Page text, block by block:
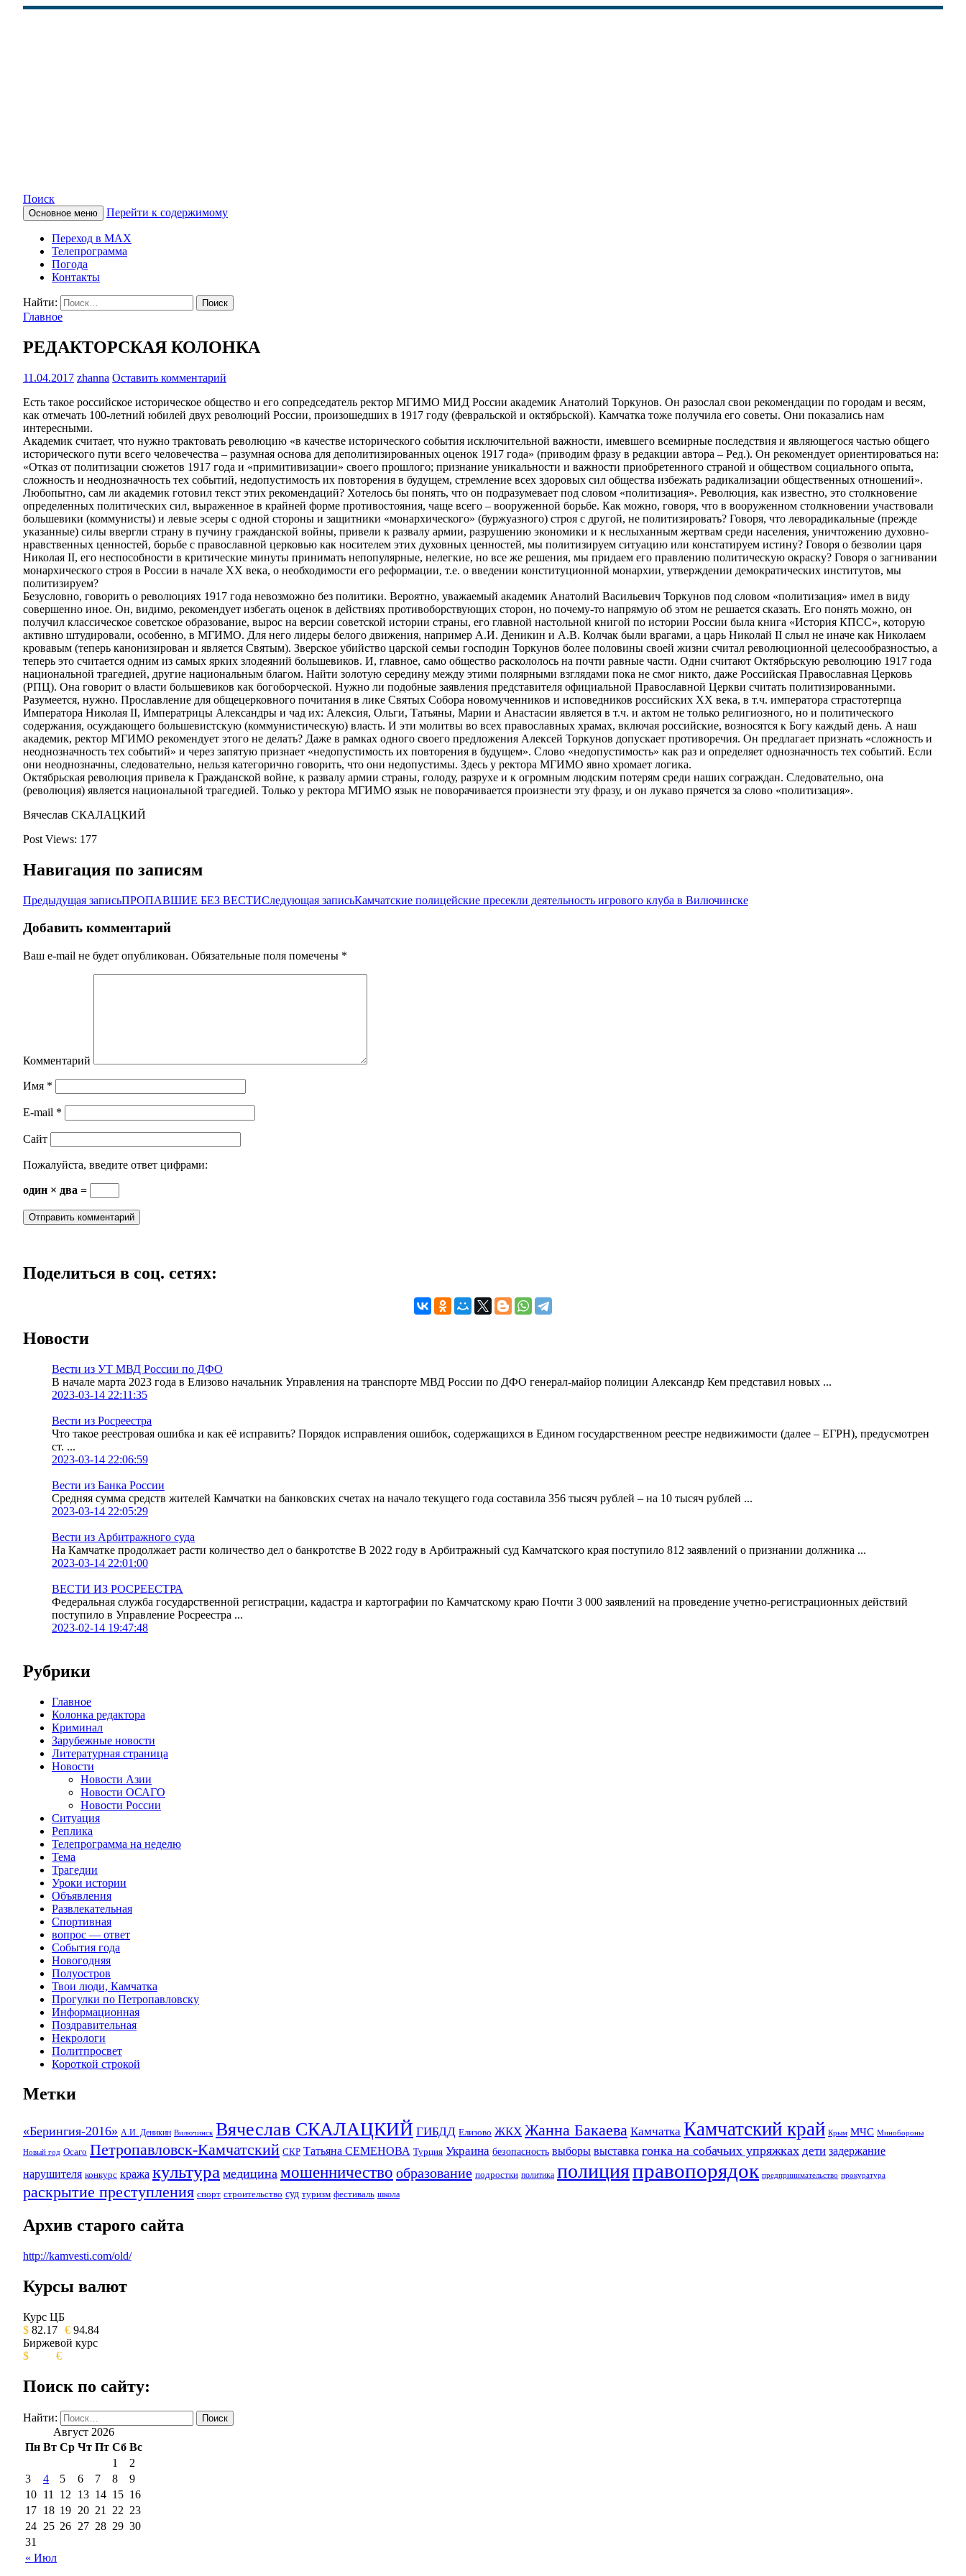
КАМЧАТСКОЕ ИНФОРМАЦИОННОЕ АГЕНТСТВО (КИА «ВЕСТИ»)
Поиск
Основное меню Перейти к содержимому
Переход в MAX
Телепрограмма
Погода
Контакты
Найти:
Главное
РЕДАКТОРСКАЯ КОЛОНКА
11.04.2017 zhanna Оставить комментарий
Есть такое российское историческое общество и его сопредседатель ректор МГИМО МИД России академик Анатолий Торкунов. Он разослал свои рекомендации по городам и весям,
как отмечать 100-летний юбилей двух революций России, произошедших в 1917 году (февральской и октябрьской). Камчатка тоже получила его советы. Они показались нам
интересными.
Академик считает, что нужно трактовать революцию «в качестве исторического события исключительной важности, имевшего всемирные последствия и являющегося частью общего
исторического пути всего человечества – разумная основа для деполитизированных оценок 1917 года» (приводим фразу в редакции автора – Ред.). Он рекомендует ориентироваться на:
«Отказ от политизации сюжетов 1917 года и «примитивизации» своего прошлого; признание уникальности и важности приобретенного страной и обществом социального опыта,
сложность и неоднозначность тех событий, недопустимость их повторения в будущем, стремление всех здоровых сил общества избежать радикализации общественных отношений».
Любопытно, сам ли академик готовил текст этих рекомендаций? Хотелось бы понять, что он подразумевает под словом «политизация». Революция, как известно, это столкновение
определенных политических сил, выраженное в крайней форме противостояния, чаще всего – вооруженной борьбе. Как можно, говоря, что в вооруженном столкновении участвовали
большевики (коммунисты) и левые эсеры с одной стороны и защитники «монархического» (буржуазного) строя с другой, не политизировать? Говоря, что леворадикальные (прежде
указанные) силы ввергли страну в пучину гражданской войны, привели к развалу армии, разрушению экономики и к неслыханным жертвам среди населения, уничтожению духовно-
нравственных ценностей, борьбе с православной церковью как носителем этих духовных ценностей, мы политизируем ситуацию или констатируем истину? Говоря о безволии царя
Николая II, его неспособности в критические минуты принимать непопулярные, нелегкие, но все же решения, мы придаем его правлению политическую окраску? Говоря о загнивании
монархического строя в России в начале ХХ века, о необходимости его реформации, т.е. о введении конституционной монархии, утверждении демократических институтов, мы
политизируем?
Безусловно, говорить о революциях 1917 года невозможно без политики. Вероятно, уважаемый академик Анатолий Васильевич Торкунов под словом «политизация» имел в виду
совершенно иное. Он, видимо, рекомендует избегать оценок в действиях противоборствующих сторон, но почему-то напрямую об этом не решается сказать. Его понять можно, он
получил классическое советское образование, вырос на версии советской истории страны, его главной настольной книгой по истории России была книга «История КПСС», которую
активно штудировали, особенно, в МГИМО. Для него лидеры белого движения, например А.И. Деникин и А.В. Колчак были врагами, а царь Николай II слыл не иначе как Николаем
кровавым (теперь канонизирован и является Святым). Зверское убийство царской семьи господин Торкунов более половины своей жизни считал революционной целесообразностью, а
теперь это считается одним из самых ярких злодеяний большевиков. И, главное, само общество раскололось на почти равные части. Одни считают Октябрьскую революцию 1917 года
национальной трагедией, другие национальным благом. Найти золотую середину между этими полярными взглядами пока не смог никто, даже Российская Православная Церковь
(РПЦ). Она говорит о власти большевиков как богоборческой. Нужно ли подобные заявления представителя официальной Православной Церкви считать политизированными.
Разумеется, нужно. Прославление для общецерковного почитания в лике Святых Собора новомученников и исповедников российских ХХ века, в т.ч. императора страстотерпца
Императора Николая II, Императрицы Александры и чад их: Алексия, Ольги, Татьяны, Марии и Анастасии является в т.ч. и актом не только религиозного, но и политического
содержания, осуждающего большевистскую (коммунистическую) власть. И эти молитвы во всех православных храмах, включая российские, возносятся к Богу каждый день. А наш
академик, ректор МГИМО рекомендует этого не делать? Даже в рамках одного своего предложения Алексей Торкунов допускает противоречия. Он предлагает признать «сложность и
неоднозначность тех событий» и через запятую признает «недопустимость их повторения в будущем». Слово «недопустимость» как раз и определяет однозначность тех событий. Если
они неоднозначны, следовательно, нельзя категорично говорить, что они недопустимы. Здесь у ректора МГИМО явно хромает логика.
Октябрьская революция привела к Гражданской войне, к развалу армии страны, голоду, разрухе и к огромным людским потерям среди наших сограждан. Следовательно, она
(революция) является национальной трагедией. Только у ректора МГИМО язык не поворачивается произнести эту фразу, и он лукаво прячется за слово «политизация».
Вячеслав СКАЛАЦКИЙ
Post Views: 177
Навигация по записям
Предыдущая записьПРОПАВШИЕ БЕЗ ВЕСТИСледующая записьКамчатские полицейские пресекли деятельность игрового клуба в Вилючинске
Добавить комментарий
Ваш e-mail не будет опубликован. Обязательные поля помечены *
Комментарий
Имя *
E-mail *
Сайт
Пожалуйста, введите ответ цифрами:
один × два =
Поделиться в соц. сетях:
Новости
Вести из УТ МВД России по ДФО
В начале марта 2023 года в Елизово начальник Управления на транспорте МВД России по ДФО генерал-майор полиции Александр Кем представил новых ...
2023-03-14 22:11:35
Вести из Росреестра
Что такое реестровая ошибка и как её исправить? Порядок исправления ошибок, содержащихся в Едином государственном реестре недвижимости (далее – ЕГРН), предусмотрен
ст. ...
2023-03-14 22:06:59
Вести из Банка России
Средняя сумма средств жителей Камчатки на банковских счетах на начало текущего года составила 356 тысяч рублей – на 10 тысяч рублей ...
2023-03-14 22:05:29
Вести из Арбитражного суда
На Камчатке продолжает расти количество дел о банкротстве В 2022 году в Арбитражный суд Камчатского края поступило 812 заявлений о признании должника ...
2023-03-14 22:01:00
ВЕСТИ ИЗ РОСРЕЕСТРА
Федеральная служба государственной регистрации, кадастра и картографии по Камчатскому краю Почти 3 000 заявлений на проведение учетно-регистрационных действий
поступило в Управление Росреестра ...
2023-02-14 19:47:48
Рубрики
Главное
Колонка редактора
Криминал
Зарубежные новости
Литературная страница
Новости
Новости Азии
Новости ОСАГО
Новости России
Ситуация
Реплика
Телепрограмма на неделю
Тема
Трагедии
Уроки истории
Объявления
Развлекательная
Спортивная
вопрос — ответ
События года
Новогодняя
Полуостров
Твои люди, Камчатка
Прогулки по Петропавловску
Информационная
Поздравительная
Некрологи
Политпросвет
Короткой строкой
Метки
«Берингия-2016» А.И. Деникин Вилючинск Вячеслав СКАЛАЦКИЙ ГИБДД Елизово ЖКХ Жанна Бакаева Камчатка Камчатский край Крым МЧС Минобороны
Новый год Осаго Петропавловск-Камчатский СКР Татьяна СЕМЕНОВА Турция Украина безопасность выборы выставка гонка на собачьих упряжках дети задержание
нарушителя конкурс кража культура медицина мошенничество образование подростки политика полицияправопорядок предпринимательство прокуратура
раскрытие преступления спорт строительство суд туризм фестиваль школа
Архив старого сайта
http://kamvesti.com/old/
ОБЩЕСТВЕННО-ПОЛИТИЧЕСКОЕ ИЗДАНИЕ КАМЧАТСКОГО КРАЯ.
Курсы валют
Курс ЦБ
$ 82.17 € 94.84
Биржевой курс
$
€
Поиск по сайту:
Найти:
Август 2026
Пн Вт Ср Чт Пт Сб Вс
« Июл
1
2
3
4 5 6 7 8
9
10 11 12 13 14 15 16
17 18 19 20 21 22 23
24 25 26 27 28 29 30
31